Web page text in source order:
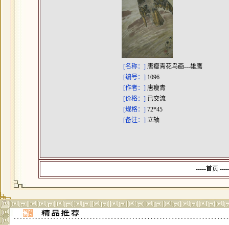
[名称：] 唐瘦青花鸟画---雄鹰
[编号：] 1096
[作者：] 唐瘦青
[价格：] 已交流
[规格：] 72*45
[备注：] 立轴
-----首页